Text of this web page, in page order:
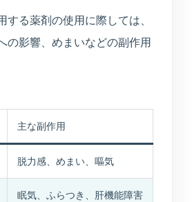
する薬剤の使用に際しては、
の影響、めまいなどの副作用
主な副作用
脱力感、めまい、嘔気
眠気、ふらつき、肝機能障害